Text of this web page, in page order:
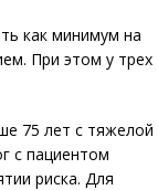
как минимум на
При этом у трех
75 лет с тяжелой
с пациентом
риска. Для